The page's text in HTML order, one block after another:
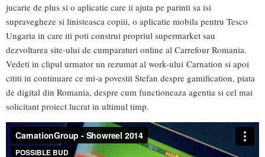
jucarie de plus si o aplicatie care ii ajuta pe parinti sa isi
supravegheze si linisteasca copiii, o aplicatie mobila pentru Tesco
Ungaria in care iti poti construi propriul supermarket sau
dezvoltarea site-ului de cumparaturi online al Carrefour Romania.
Vedeti in clipul urmator un rezumat al work-ului Carnation si apoi
cititi in continuare ce mi-a povestit Stefan despre gamification, piata
de digital din Romania, despre cum functioneaza agentia si cel mai
solicitant proiect lucrat in ultimul timp.